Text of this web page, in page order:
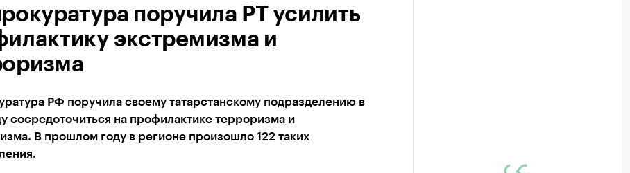
поручила РТ усилить
экстремизма и
РФ поручила своему татарстанскому подразделению в
сосредоточиться на профилактике терроризма и
В прошлом году в регионе произошло 122 таких